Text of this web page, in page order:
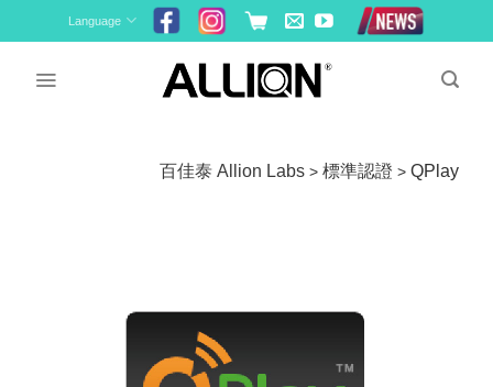
to
Language
百佳泰 Allion Labs> 標準認證 > QPlay